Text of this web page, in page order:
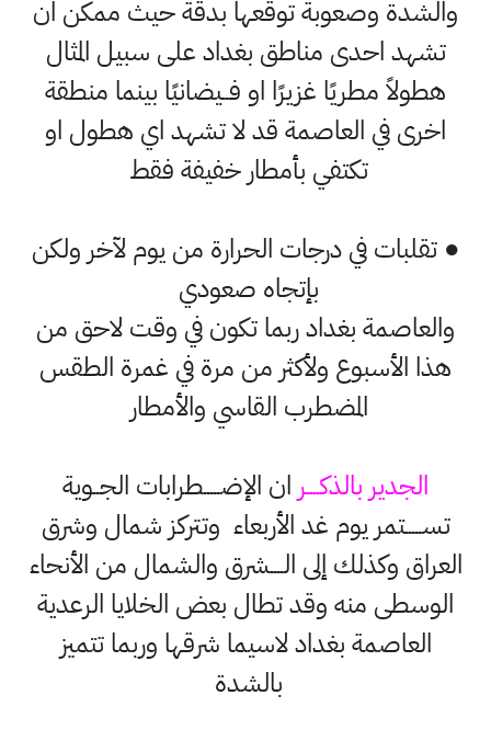
والشدة وصعوبة توقعها بدقة حيث ممكن ان
تشهد احدى مناطق بغداد على سبيل المثال
هطولاً مطريًا غزيرًا او فــيضانيًا بينما منطقة
اخرى في العاصمة قد لا تشهد اي هطول او
تكتفي بأمطار خفيفة فقط
● تقلبات في درجات الحرارة من يوم لآخر ولكن
بإتجاه صعودي
والعاصمة بغداد ربما تكون في وقت لاحق من
هذا الأسبوع ولأكثر من مرة في غمرة الطقس
المضطرب القاسي والأمطار
الجدير بالذكــــر ان الإضـــــطرابات الجــوية
تســـــتمر يوم غد الأربعاء وتتركز شمال وشرق
العراق وكذلك إلى الــــشرق والشمال من الأنحاء
الوسطى منه وقد تطال بعض الخلايا الرعدية
العاصمة بغداد لاسيما شرقها وربما تتميز
بالشدة